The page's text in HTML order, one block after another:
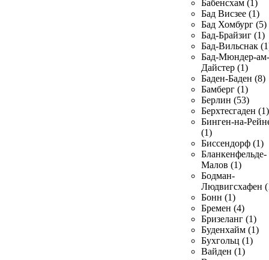
Бабенсхам (1)
Бад Висзее (1)
Бад Хомбург (5)
Бад-Брайзиг (1)
Бад-Вильснак
Бад-Мюндер-ам-
Дайстер (1)
Баден-Баден (8)
Бамберг (1)
Берлин (53)
Берхтесгаден (1)
Бинген-на-
(1)
Биссендорф (1)
Бланкенфельде-
Малов (1)
Бодман-
Людвигсхафен
Бонн (1)
Бремен (4)
Бризеланг (1)
Буденхайм (1)
Бухгольц (1)
Вайден (1)